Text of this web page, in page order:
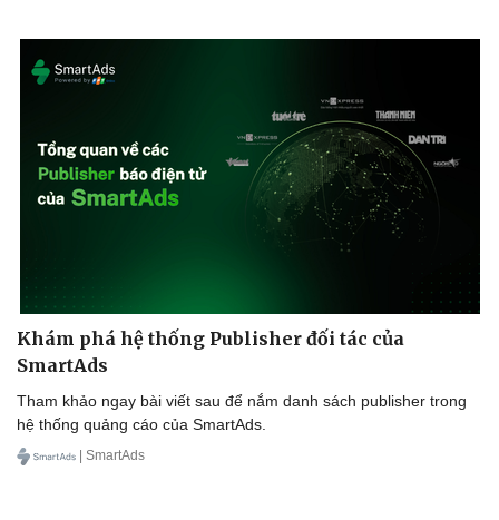
Khám phá hệ thống Publisher đối tác của
SmartAds
Tham khảo ngay bài viết sau để nắm danh sách publisher trong
hệ thống quảng cáo của SmartAds.
| SmartAds